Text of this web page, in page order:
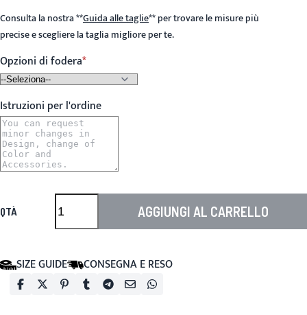
Consulta la nostra**Guida alle taglie**per trovare le misure più
precise e scegliere la taglia migliore per te.
Opzioni di fodera
Istruzioni per l'ordine
QTÀ AGGIUNGI AL CARRELLO
SIZE GUIDE CONSEGNA E RESO